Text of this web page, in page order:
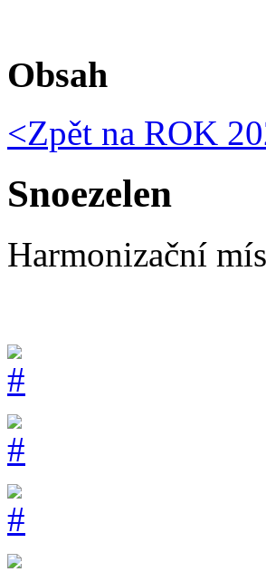
Obsah
<Zpět na ROK
Snoezelen
Harmonizační